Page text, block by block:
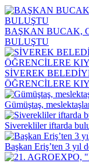
BAŞKAN BUCAK,
BULUŞTU
SİVEREK
ÖĞRENCİLERE
Gümüştaş,
Siverekliler iftarda
Başkan Eriş’ten 3 yıl